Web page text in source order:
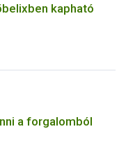
kapható
a forgalomból